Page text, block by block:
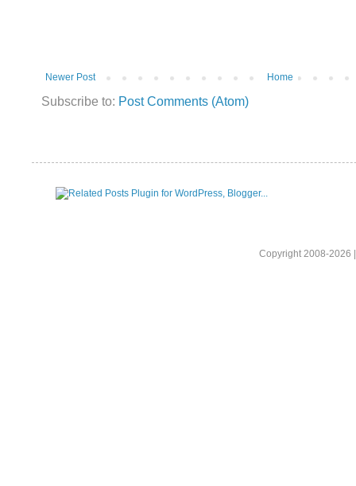
Newer Post Home
Subscribe to: Post Comments (Atom)
Copyright 2008-2026